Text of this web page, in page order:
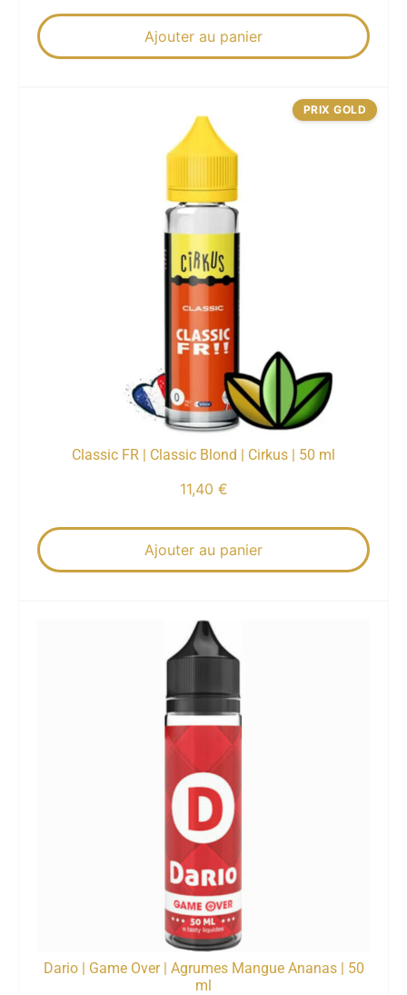
Ajouter au panier
Classic FR | Classic Blond | Cirkus | 50 ml
11,40 €
Ajouter au panier
PRIX GOLD
Dario | Game Over | Agrumes Mangue Ananas | 50
ml